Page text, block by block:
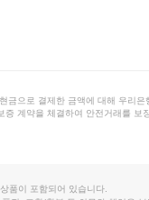
금으로 결제한 금액에 대해 우리은
증 계약을 체결하여 안전거래를 보
품이 포함되어 있습니다.